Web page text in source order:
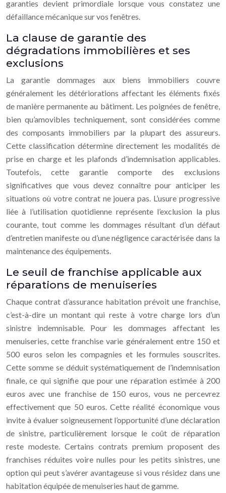
garanties devient primordiale lorsque vous constatez une
défaillance mécanique sur vos fenêtres.
La clause de garantie des
dégradations immobilières et ses
exclusions
La garantie dommages aux biens immobiliers couvre
généralement les détériorations affectant les éléments fixés
de manière permanente au bâtiment. Les poignées de fenêtre,
bien qu’amovibles techniquement, sont considérées comme
des composants immobiliers par la plupart des assureurs.
Cette classification détermine directement les modalités de
prise en charge et les plafonds d’indemnisation applicables.
Toutefois, cette garantie comporte des exclusions
significatives que vous devez connaître pour anticiper les
situations où votre contrat ne jouera pas. L’usure progressive
liée à l’utilisation quotidienne représente l’exclusion la plus
courante, tout comme les dommages résultant d’un défaut
d’entretien manifeste ou d’une négligence caractérisée dans la
maintenance des équipements.
Le seuil de franchise applicable aux
réparations de menuiseries
Chaque contrat d’assurance habitation prévoit une franchise,
c’est-à-dire un montant qui reste à votre charge lors d’un
sinistre indemnisable. Pour les dommages affectant les
menuiseries, cette franchise varie généralement entre 150 et
500 euros selon les compagnies et les formules souscrites.
Cette somme se déduit systématiquement de l’indemnisation
finale, ce qui signifie que pour une réparation estimée à 200
euros avec une franchise de 150 euros, vous ne percevrez
effectivement que 50 euros. Cette réalité économique vous
invite à évaluer soigneusement l’opportunité d’une déclaration
de sinistre, particulièrement lorsque le coût de réparation
reste modeste. Certains contrats premium proposent des
franchises réduites voire nulles pour les petits sinistres, une
option qui peut s’avérer avantageuse si vous résidez dans une
habitation équipée de menuiseries haut de gamme.